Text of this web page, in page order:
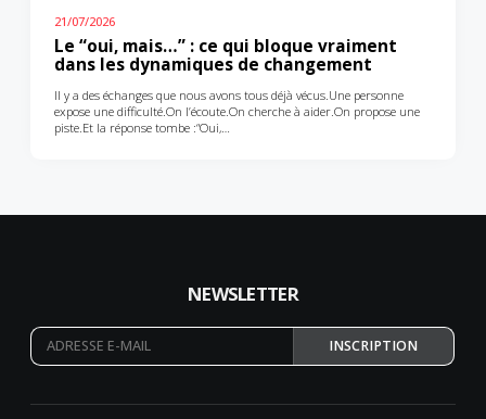
21/07/2026
Le “oui, mais…” : ce qui bloque vraiment
dans les dynamiques de changement
Il y a des échanges que nous avons tous déjà vécus.Une personne
expose une difficulté.On l’écoute.On cherche à aider.On propose une
piste.Et la réponse tombe :“Oui,…
NEWSLETTER
INSCRIPTION